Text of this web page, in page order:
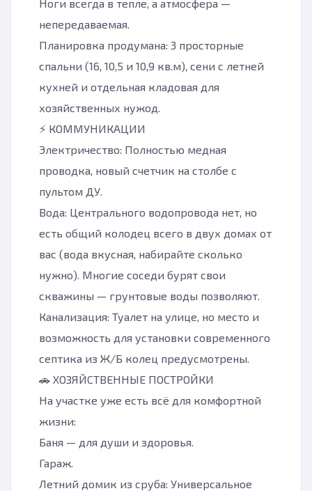
Ноги всегда в тепле, а атмосфера —
непередаваемая.
Планировка продумана: 3 просторные
спальни (16, 10,5 и 10,9 кв.м), сени с летней
кухней и отдельная кладовая для
хозяйственных нужод.
⚡ КОММУНИКАЦИИ
Электричество: Полностью медная
проводка, новый счетчик на столбе с
пультом ДУ.
Вода: Центрального водопровода нет, но
есть общий колодец всего в двух домах от
вас (вода вкусная, набирайте сколько
нужно). Многие соседи бурят свои
скважины — грунтовые воды позволяют.
Канализация: Туалет на улице, но место и
возможность для установки современного
септика из Ж/Б колец предусмотрены.
🚗 ХОЗЯЙСТВЕННЫЕ ПОСТРОЙКИ
На участке уже есть всё для комфортной
жизни:
Баня — для души и здоровья.
Гараж.
Летний домик из сруба: Универсальное